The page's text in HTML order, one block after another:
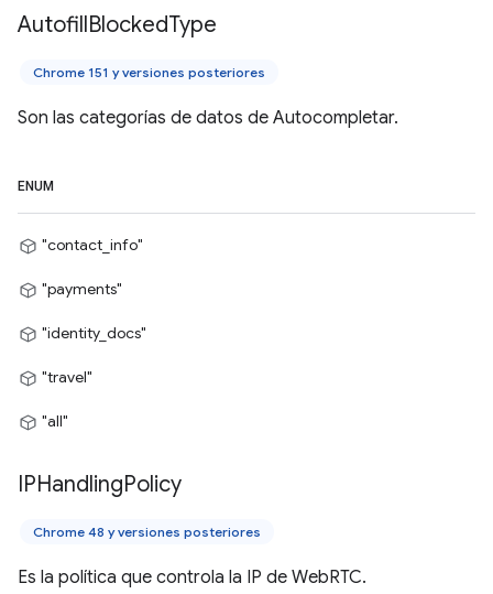
AutofillBlockedType
Chrome 151 y versiones posteriores
Son las categorías de datos de Autocompletar.
ENUM
"contact_info"
"payments"
"identity_docs"
"travel"
"all"
IPHandlingPolicy
Chrome 48 y versiones posteriores
Es la política que controla la IP de WebRTC.